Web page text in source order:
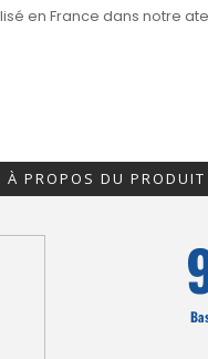
en France dans notre
À PROPOS DU PRODUIT